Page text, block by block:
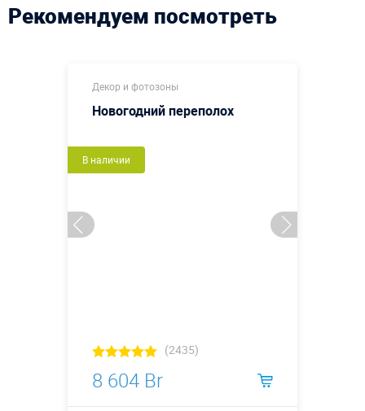
Рекомендуем посмотреть
Декор и фотозоны
Новогодний переполох
В наличии
(2435)
8 604 Br